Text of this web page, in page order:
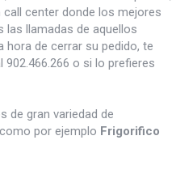
center donde los mejores
las llamadas de aquellos
hora de cerrar su pedido, te
o si lo prefieres
de gran variedad de
por ejemplo Frigorifico